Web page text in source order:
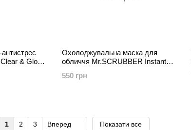
& Glow
Охолоджувальна маска для
обличчя Mr.SCRUBBER Instant
екстрактом зеленого чаю, 250 мл
550 грн
1 2 3 Вперед Показати все